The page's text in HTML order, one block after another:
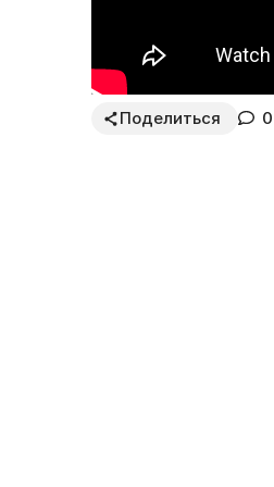
Поделиться 0